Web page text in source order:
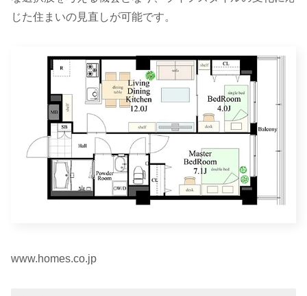
じた住まいの見直しが可能です。
www.homes.co.jp